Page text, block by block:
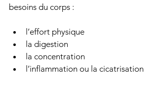
besoins du corps :
l’effort physique
la digestion
la concentration
l’inflammation ou la cicatrisation